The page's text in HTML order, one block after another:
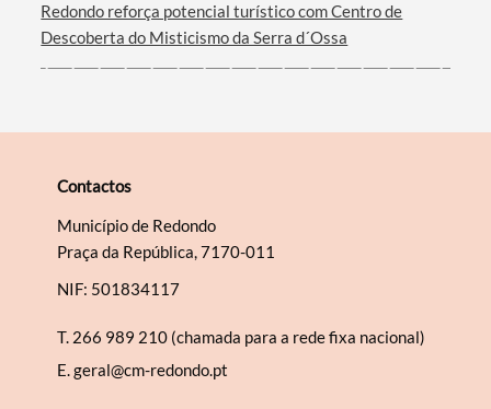
Redondo reforça potencial turístico com Centro de
Descoberta do Misticismo da Serra d´Ossa
Contactos
Município de Redondo
Praça da República, 7170-011
NIF: 501834117
T. 266 989 210 (chamada para a rede fixa nacional)
E.geral@cm-redondo.pt